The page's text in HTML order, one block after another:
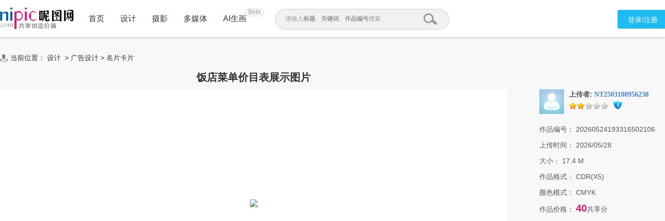
首页 设计 摄影 多媒体 AI生画
Beta
请输入标题、 关键词 、 作品编号搜索 登录/注册
当前位置： 设计 > 广告设计 > 名片卡片
饭店菜单价目表展示图片
上传者: NT2503100956230
作品编号：
20260524193316502106
上传时间：
2026/05/28
大小：
17.4 M
作品格式：
CDR(X5)
颜色模式：
CMYK
作品价格： 40共享分